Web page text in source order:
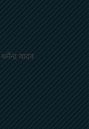
धर्मेन्द्र यादव